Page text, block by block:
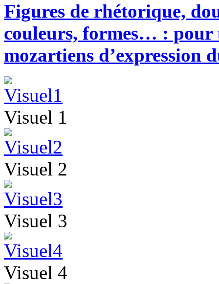
Figures de rhétorique,
couleurs, formes… : pour
mozartiens d’expression
Visuel 1
Visuel 2
Visuel 3
Visuel 4